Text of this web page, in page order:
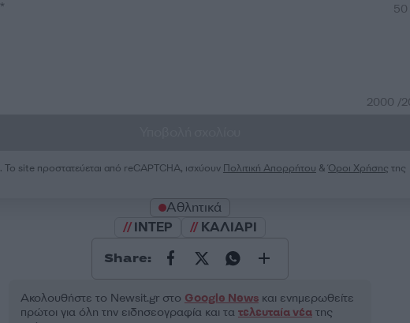
2000 /
. Το site προστατεύεται από reCAPTCHA, ισχύουν Πολιτική Απορρήτου &Όροι Χρήσης της
Αθλητικά
ΙΝΤΕΡ
ΚΑΛΙΑΡΙ
Share:
Ακολουθήστε το Νewsit.gr στο Google Newsκαι ενημερωθείτε
πρώτοι για όλη την ειδησεογραφία και τα τελευταία νέατης